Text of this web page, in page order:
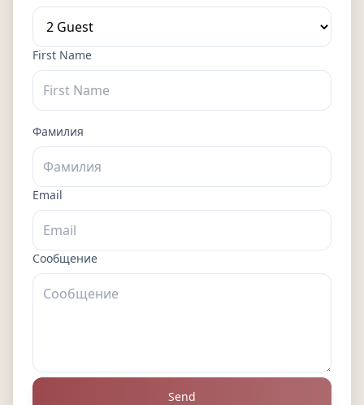
First Name
Фамилия
Email
Сообщение
Send